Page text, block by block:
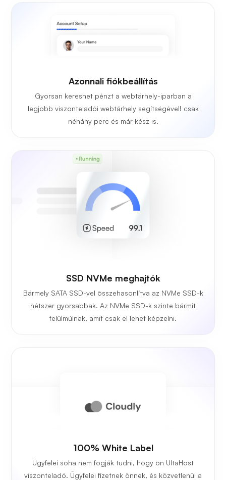
Azonnali fiókbeállítás
Gyorsan kereshet pénzt a webtárhely-iparban a
legjobb viszonteladói webtárhely segítségével! csak
néhány perc és már kész is.
SSD NVMe meghajtók
Bármely SATA SSD-vel összehasonlítva az NVMe SSD-k
hétszer gyorsabbak. Az NVMe SSD-k szinte bármit
felülmúlnak, amit csak el lehet képzelni.
100% White Label
Ügyfelei soha nem fogják tudni, hogy ön UltaHost
viszonteladó. Ügyfelei fizetnek önnek, és közvetlenül a